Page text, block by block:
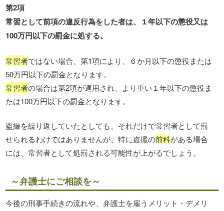
第2項
常習として前項の違反行為をした者は、１年以下の懲役又は
100万円以下の罰金に処する。
常習者ではない場合、第1項により、６か月以下の懲役または
50万円以下の罰金となります。
常習者の場合は第2項が適用され、より重い１年以下の懲役ま
たは100万円以下の罰金となります。
盗撮を繰り返していたとしても、それだけで常習者として罰
せられるわけではありませんが、特に盗撮の前科がある場合
には、常習者として処罰される可能性が上がるでしょう。
～弁護士にご相談を～
今後の刑事手続きの流れや、弁護士を雇うメリット・デメリ